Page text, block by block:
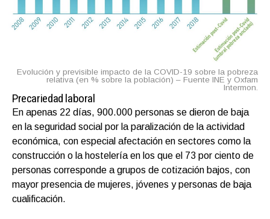
Evolución y previsible impacto de la COVID-19 sobre la pobreza
relativa (en % sobre la población) – Fuente INE y Oxfam
Intermon.
Precariedad laboral
En apenas 22 días, 900.000 personas se dieron de baja
en la seguridad social por la paralización de la actividad
económica, con especial afectación en sectores como la
construcción o la hostelería en los que el 73 por ciento de
personas corresponde a grupos de cotización bajos, con
mayor presencia de mujeres, jóvenes y personas de baja
cualificación.